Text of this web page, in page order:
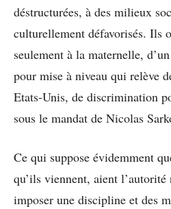
déstructurées, à des milieux
culturellement défavorisés. Ils
seulement à la maternelle,
pour mise à niveau qui relève
Etats-Unis, de discrimination
sous le mandat de Nicolas
Ce qui suppose évidemment
qu’ils viennent, aient l’autorité
imposer une discipline et des